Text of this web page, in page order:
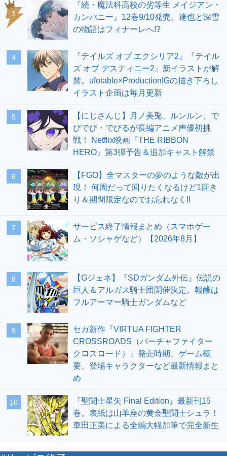
3
『続・魔法科高校の劣等生 メイジアン・
カンパニー』12巻9/10発売。達也と深雪
の物語はフィナーレへ!?
4
『テイルズ オブ エクシリア2』『テイル
ズ オブ デスティニー2』新イラストが解
禁。ufotable×ProductionIGの描き下ろし
イラスト企画は毎月更新
5
【にじさんじ】月ノ美兎、ルンルン、で
びでび・でびるが長編アニメ声優初挑
戦！ Netflix映画『THE RIBBON
HERO』第3弾予告＆追加キャスト解禁
6
【FGO】全マスターの夢のような敵が出
現！ 何周だって回りたくなるけど1回き
り＆期間限定なのでお忘れなく!!
7
サービス終了情報まとめ（スマホゲー
ム・ソシャゲなど）【2026年8月】
8
【Gジェネ】『SDガンダム外伝』伝説の
巨人＆アルガス騎士団開催決定。報酬は
フルアーマー騎士ガンダムなど
9
セガ新作『VIRTUA FIGHTER
CROSSROADS（バーチャファイター
クロスロード）』発売時期、ゲーム概
要、登場キャラクターなど最新情報まと
め
10
『聖闘士星矢 Final Edition』最新刊15
巻。表紙は山羊座の黄金聖闘士シュラ！
車田正美による全編大幅加筆で完全新生